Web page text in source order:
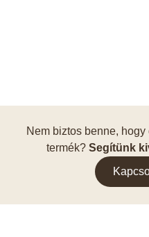
Nem biztos benne,
termék? Segítünk